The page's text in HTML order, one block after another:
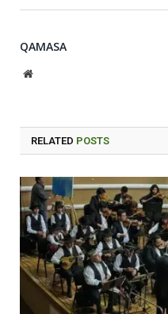
QAMASA
Website
RELATED POSTS